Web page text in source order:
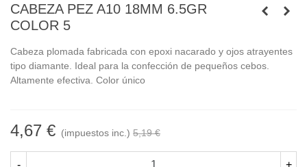
CABEZA PEZ A10 18MM 6.5GR
COLOR 5
Cabeza plomada fabricada con epoxi nacarado y ojos atrayentes
tipo diamante. Ideal para la confección de pequeños cebos.
Altamente efectiva. Color único
4,67 € (impuestos inc.) 5,19 €
- +